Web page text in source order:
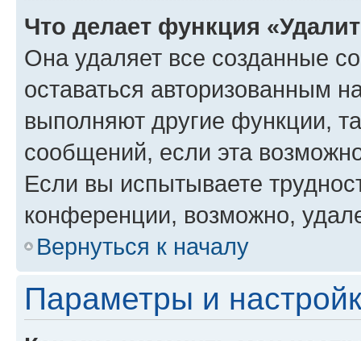
Что делает функция
Она удаляет все созданные
оставаться авторизованным
выполняют другие функции,
сообщений, если эта
Если вы испытываете
конференции, возможно,
Вернуться к началу
Параметры и